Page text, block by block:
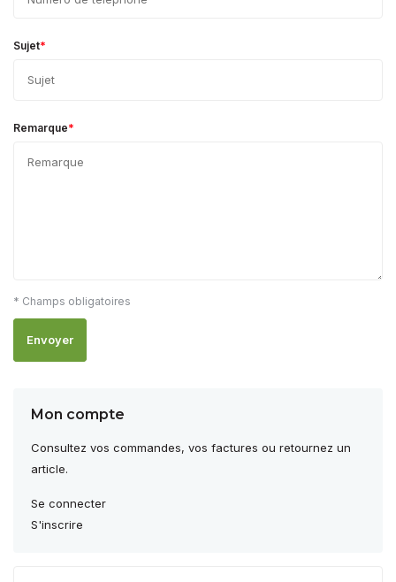
Sujet*
Remarque*
* Champs obligatoires
Envoyer
Mon compte
Consultez vos commandes, vos factures ou retournez un
article.
Se connecter
S'inscrire